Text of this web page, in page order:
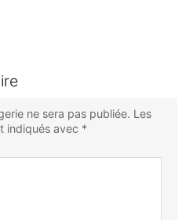
ne sera pas publiée. Les
indiqués avec *